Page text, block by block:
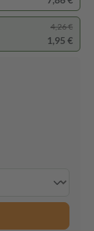
4,26 €
1,95 €